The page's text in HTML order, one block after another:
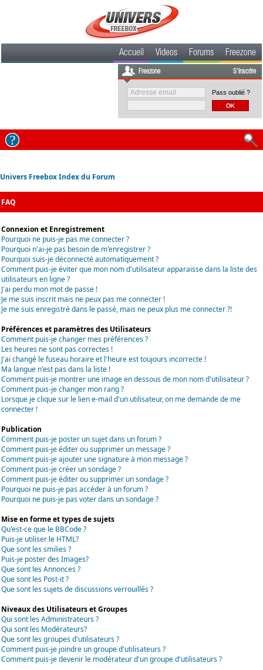
Accueil Videos Forums Freezone
Freezone S'inscrire
Pass oublié ?
Univers Freebox Index du Forum
FAQ
Connexion et Enregistrement
Pourquoi ne puis-je pas me connecter ?
Pourquoi n'ai-je pas besoin de m'enregistrer ?
Pourquoi suis-je déconnecté automatiquement ?
Comment puis-je éviter que mon nom d'utilisateur apparaisse dans la liste des
utilisateurs en ligne ?
J'ai perdu mon mot de passe !
Je me suis inscrit mais ne peux pas me connecter !
Je me suis enregistré dans le passé, mais ne peux plus me connecter ?!
Préférences et paramètres des Utilisateurs
Comment puis-je changer mes préférences ?
Les heures ne sont pas correctes !
J'ai changé le fuseau horaire et l'heure est toujours incorrecte !
Ma langue n'est pas dans la liste !
Comment puis-je montrer une image en dessous de mon nom d'utilisateur ?
Comment puis-je changer mon rang ?
Lorsque je clique sur le lien e-mail d'un utilisateur, on me demande de me
connecter !
Publication
Comment puis-je poster un sujet dans un forum ?
Comment puis-je éditer ou supprimer un message ?
Comment puis-je ajouter une signature à mon message ?
Comment puis-je créer un sondage ?
Comment puis-je éditer ou supprimer un sondage ?
Pourquoi ne puis-je pas accéder à un forum ?
Pourquoi ne puis-je pas voter dans un sondage ?
Mise en forme et types de sujets
Qu'est-ce que le BBCode ?
Puis-je utiliser le HTML?
Que sont les smilies ?
Puis-je poster des Images?
Que sont les Annonces ?
Que sont les Post-it ?
Que sont les sujets de discussions verrouillés ?
Niveaux des Utilisateurs et Groupes
Qui sont les Administrateurs ?
Qui sont les Modérateurs?
Que sont les groupes d'utilisateurs ?
Comment puis-je joindre un groupe d'utilisateurs ?
Comment puis-je devenir le modérateur d'un groupe d'utilisateurs ?